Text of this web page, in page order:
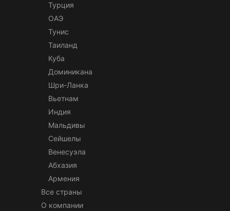
Турция
ОАЭ
Тунис
Таиланд
Куба
Доминикана
Шри-Ланка
Вьетнам
Индия
Мальдивы
Сейшелы
Венесуэла
Абхазия
Армения
Все страны
О компании